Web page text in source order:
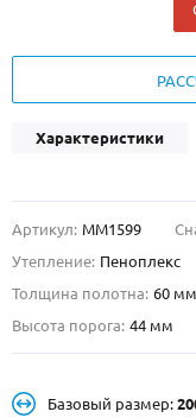
О НАС
Металлические двери
Характеристики
Артикул: ММ1599
Утепление: Пеноплекс
Толщина полотна: 60 мм
Высота порога: 44 мм
Базовый размер: